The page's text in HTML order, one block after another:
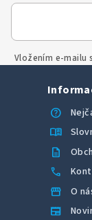
Vložením e-mailu
help
menu_book
description
call
storefront O
newspaper